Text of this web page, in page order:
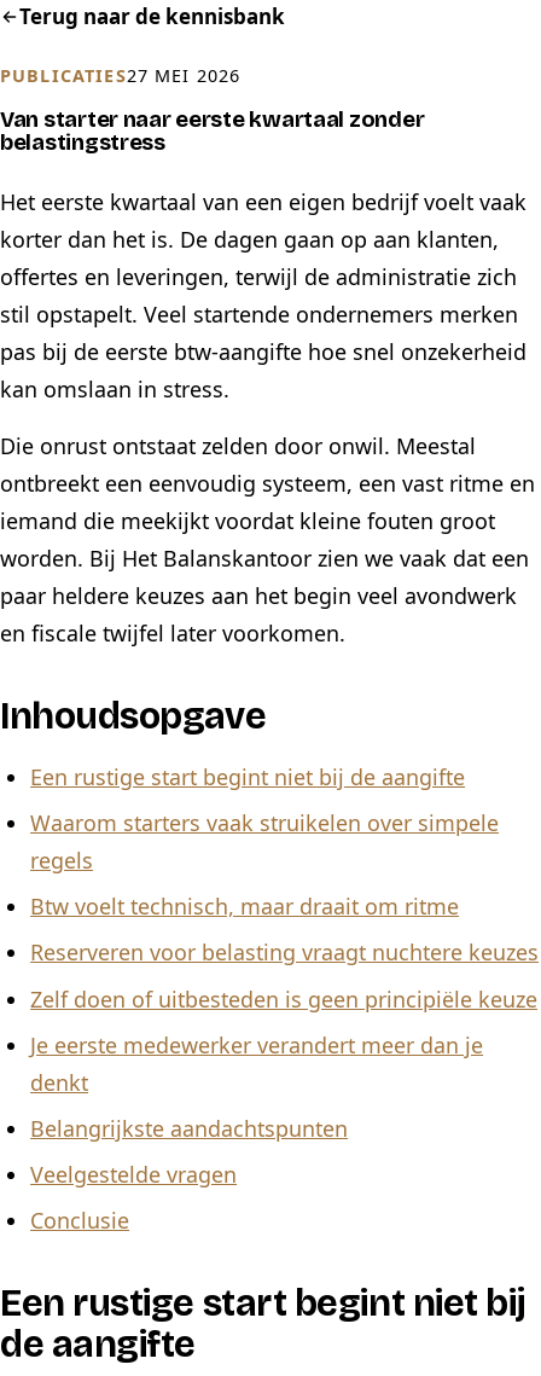
Terug naar de kennisbank
PUBLICATIES27 MEI 2026
Van starter naar eerste kwartaal zonder
belastingstress
Het eerste kwartaal van een eigen bedrijf voelt vaak
korter dan het is. De dagen gaan op aan klanten,
offertes en leveringen, terwijl de administratie zich
stil opstapelt. Veel startende ondernemers merken
pas bij de eerste btw-aangifte hoe snel onzekerheid
kan omslaan in stress.
Die onrust ontstaat zelden door onwil. Meestal
ontbreekt een eenvoudig systeem, een vast ritme en
iemand die meekijkt voordat kleine fouten groot
worden. Bij Het Balanskantoor zien we vaak dat een
paar heldere keuzes aan het begin veel avondwerk
en fiscale twijfel later voorkomen.
Inhoudsopgave
Een rustige start begint niet bij de aangifte
Waarom starters vaak struikelen over simpele
regels
Btw voelt technisch, maar draait om ritme
Reserveren voor belasting vraagt nuchtere keuzes
Zelf doen of uitbesteden is geen principiële keuze
Je eerste medewerker verandert meer dan je
denkt
Belangrijkste aandachtspunten
Veelgestelde vragen
Conclusie
Een rustige start begint niet bij
de aangifte